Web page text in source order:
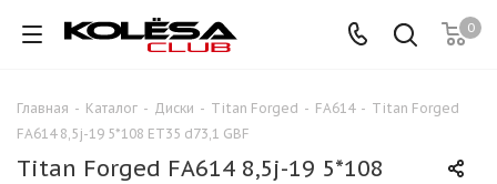
0
Главная - Каталог - Диски - Titan Forged - FA614 - Titan Forged
FA614 8,5j-19 5*108 ET35 d73,1 GBF
Titan Forged FA614 8,5j-19 5*108